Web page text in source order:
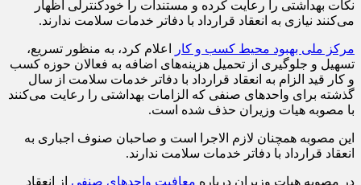
نکات بهداشتی را رعایت کرده و مستندات را خودکنترلی اظهار
می‌کنند نیازی به انعقاد قرارداد با دفاتر خدمات سلامت ندارند.
مرکز ملی بهبود محیط کسب و کار
اعلام کرد، به منظور تسریع،
تسهیل و جلوگیری از تحمیل هزینه‌های اضافه به فعالان حوزه کسب
و کار قید الزام به انعقاد قرارداد با دفاتر خدمات سلامت از سال
گذشته برای واحدهای صنفی که الزامات بهداشتی را رعایت می‌کنند
با مصوبه هیات وزیران حذف شده است.
این مصوبه همچنان لازم الاجرا است و صاحبان صنوف اجباری به
انعقاد قرارداد با دفاتر خدمات سلامت ندارند.
در مصوبه هیات وزیران درباره معافیت واحدهای صنفی از انعقاد